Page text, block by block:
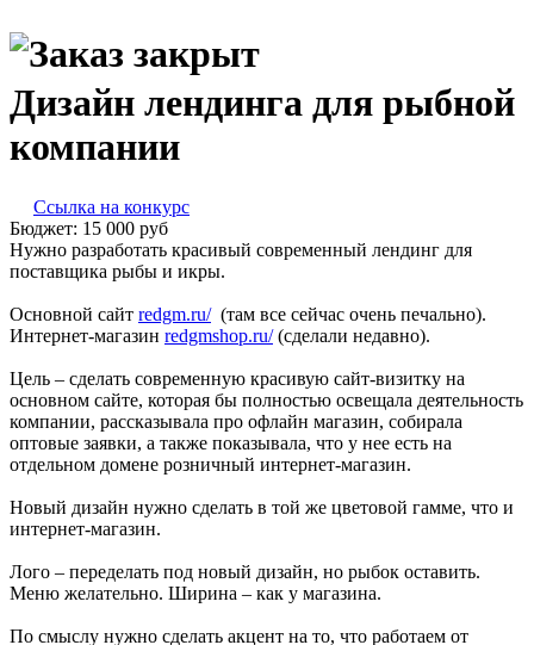
Дизайн лендинга для рыбной
компании
Ссылка на конкурс
Бюджет: 15 000 руб
Нужно разработать красивый современный лендинг для
поставщика рыбы и икры.
Основной сайт redgm.ru/(там все сейчас очень печально).
Интернет-магазин redgmshop.ru/(сделали недавно).
Цель – сделать современную красивую сайт-визитку на
основном сайте, которая бы полностью освещала деятельность
компании, рассказывала про офлайн магазин, собирала
оптовые заявки, а также показывала, что у нее есть на
отдельном домене розничный интернет-магазин.
Новый дизайн нужно сделать в той же цветовой гамме, что и
интернет-магазин.
Лого – переделать под новый дизайн, но рыбок оставить.
Меню желательно. Ширина – как у магазина.
По смыслу нужно сделать акцент на то, что работаем от